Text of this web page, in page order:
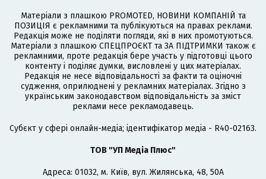
Матеріали з плашкою PROMOTED, НОВИНИ КОМПАНІЙ та
ПОЗИЦІЯ є рекламними та публікуються на правах реклами.
Редакція може не поділяти погляди, які в них промотуються.
Матеріали з плашкою СПЕЦПРОЄКТ та ЗА ПІДТРИМКИ також є
рекламними, проте редакція бере участь у підготовці цього
контенту і поділяє думки, висловлені у цих матеріалах.
Редакція не несе відповідальності за факти та оціночні
судження, оприлюднені у рекламних матеріалах. Згідно з
українським законодавством відповідальність за зміст
реклами несе рекламодавець.
Cубєкт у сфері онлайн-медіа; ідентифікатор медіа - R40-02163.
ТОВ "УП Медіа Плюс"
Адреса: 01032, м. Київ, вул. Жилянська, 48, 50А